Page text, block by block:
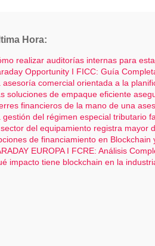
contenido
Hora:
realizar auditorías internas para
Opportunity I FICC: Guía
asesoría comercial orientada a la
soluciones de empaque eficiente
financieros de la mano de una
gestión del régimen especial tributario
del equipamiento registra mayor
de financiamiento en Blockchain
EUROPA I FCRE: Análisis
impacto tiene blockchain en la